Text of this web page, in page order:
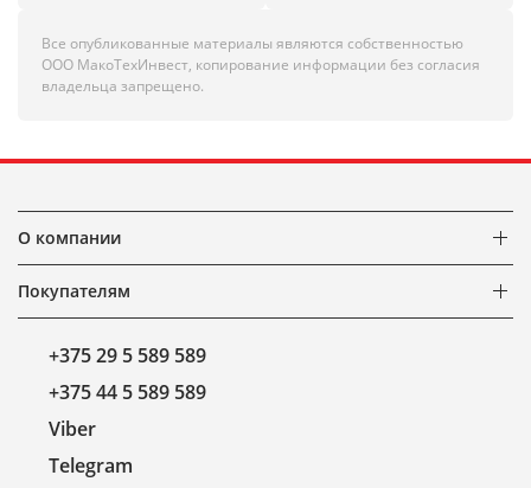
Все опубликованные материалы являются собственностью
ООО МакоТехИнвест, копирование информации без согласия
владельца запрещено.
О компании
Покупателям
+375 29 5 589 589
+375 44 5 589 589
Viber
Telegram